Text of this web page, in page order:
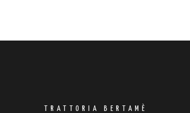
TRATTORIA BERTAMÈ